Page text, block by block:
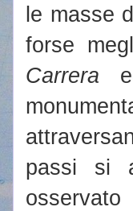
le masse
forse
Carrera
passi si